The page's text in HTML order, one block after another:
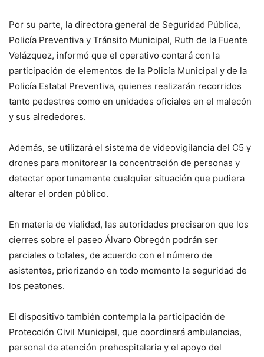
Por su parte, la directora general de Seguridad Pública,
Policía Preventiva y Tránsito Municipal, Ruth de la Fuente
Velázquez, informó que el operativo contará con la
participación de elementos de la Policía Municipal y de la
Policía Estatal Preventiva, quienes realizarán recorridos
tanto pedestres como en unidades oficiales en el malecón
y sus alrededores.
Además, se utilizará el sistema de videovigilancia del C5 y
drones para monitorear la concentración de personas y
detectar oportunamente cualquier situación que pudiera
alterar el orden público.
En materia de vialidad, las autoridades precisaron que los
cierres sobre el paseo Álvaro Obregón podrán ser
parciales o totales, de acuerdo con el número de
asistentes, priorizando en todo momento la seguridad de
los peatones.
El dispositivo también contempla la participación de
Protección Civil Municipal, que coordinará ambulancias,
personal de atención prehospitalaria y el apoyo del